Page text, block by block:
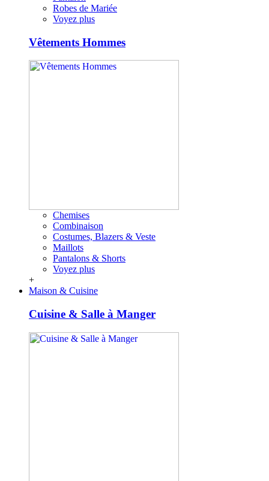
Robes de Mariée
Voyez plus
Vêtements Hommes
Chemises
Combinaison
Costumes, Blazers & Veste
Maillots
Pantalons & Shorts
Voyez plus
+
Maison & Cuisine
Cuisine & Salle à Manger